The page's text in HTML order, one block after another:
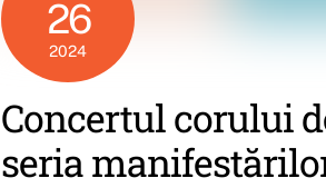
26
2024
Concertul corului
seria